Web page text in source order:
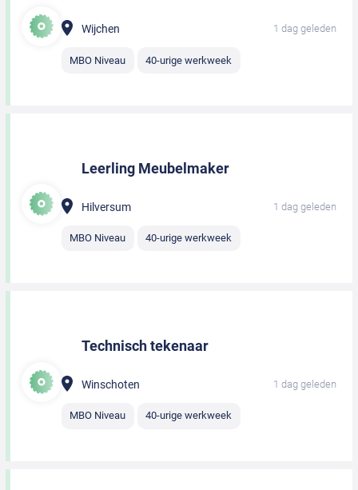
Wijchen 1 dag geleden
MBO Niveau 40-urige werkweek
Leerling Meubelmaker
Hilversum 1 dag geleden
MBO Niveau 40-urige werkweek
Technisch tekenaar
Winschoten 1 dag geleden
MBO Niveau 40-urige werkweek